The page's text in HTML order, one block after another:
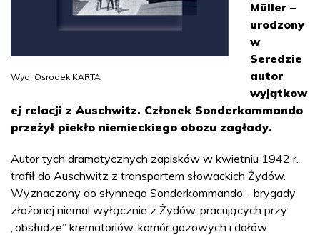
Wyd. Ośrodek KARTA
Müller –
urodzony
w
Seredzie
autor
wyjątkow
ej relacji z Auschwitz. Członek Sonderkommando
przeżył piekło niemieckiego obozu zagłady.
Autor tych dramatycznych zapisków w kwietniu 1942 r.
trafił do Auschwitz z transportem słowackich Żydów.
Wyznaczony do słynnego Sonderkommando - brygady
złożonej niemal wyłącznie z Żydów, pracujących przy
„obsłudze” krematoriów, komór gazowych i dołów